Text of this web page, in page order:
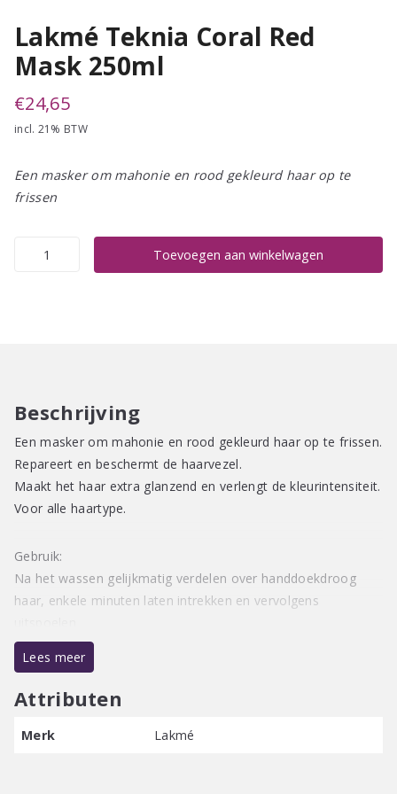
Lakmé Teknia Coral Red
Mask 250ml
€24,65
incl. 21% BTW
Een masker om mahonie en rood gekleurd haar op te
frissen
Lakmé
Toevoegen aan winkelwagen
Beschrijving
Een masker om mahonie en rood gekleurd haar op te frissen.
Repareert en beschermt de haarvezel.
Maakt het haar extra glanzend en verlengt de kleurintensiteit.
Voor alle haartype.
Gebruik:
Na het wassen gelijkmatig verdelen over handdoekdroog
haar, enkele minuten laten intrekken en vervolgens
Veganistische formule / Vrij van parabenen / Zonder
minerale olie
Lees meer
Attributen
Merk Lakmé